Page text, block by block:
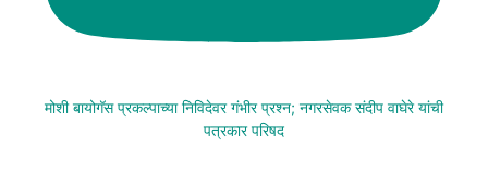
मोशी बायोगॅस प्रकल्पाच्या निविदेवर गंभीर प्रश्न; नगरसेवक संदीप वाघेरे यांची
पत्रकार परिषद